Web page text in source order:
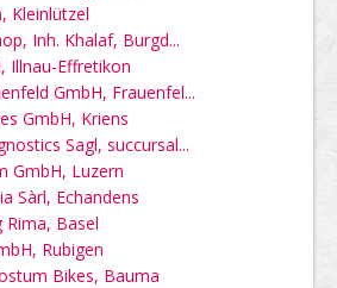
Kleinlützel
Inh. Khalaf, Burgd...
Illnau-Effretikon
GmbH, Frauenfel...
GmbH, Kriens
Sagl, succursal...
GmbH, Luzern
Sàrl, Echandens
Rima, Basel
Rubigen
Bikes, Bauma